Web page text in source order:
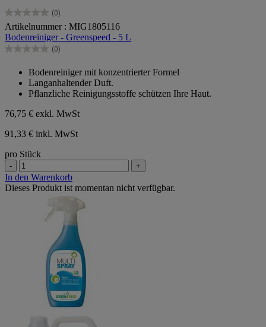
(0)
0.0
von
5
Sternen.
Artikelnummer : MIG1805116
Bodenreiniger - Greenspeed - 5 L
(0)
0.0
Sternen.
Bodenreiniger mit konzentrierter Formel
Langanhaltender Duft.
Pflanzliche Reinigungsstoffe schützen Ihre Haut.
76,75 € exkl. MwSt
91,33 € inkl. MwSt
pro Stück
- +
In den Warenkorb
Dieses Produkt ist momentan nicht verfügbar.